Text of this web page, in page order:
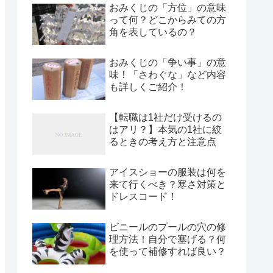
おみくじの「方位」の意味
って何？どこからみての方
角を表しているの？
おみくじの「争い事」の意
味！「さわぐな」など内容
も詳しくご紹介！
【転職は1社だけ受けるの
はアリ？】本気の1社に絞
るときの考え方と注意点
アイスショーの服装は何を
来て行くべき？寒さ対策と
ドレスコード！
ビニールのプールの穴の修
理方法！自分で塞げる？何
を使って補修すれば良い？